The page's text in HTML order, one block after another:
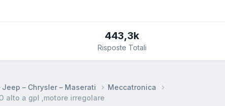
443,3k
Risposte Totali
Jeep – Chrysler – Maserati
Meccatronica
alto a gpl ,motore irregolare